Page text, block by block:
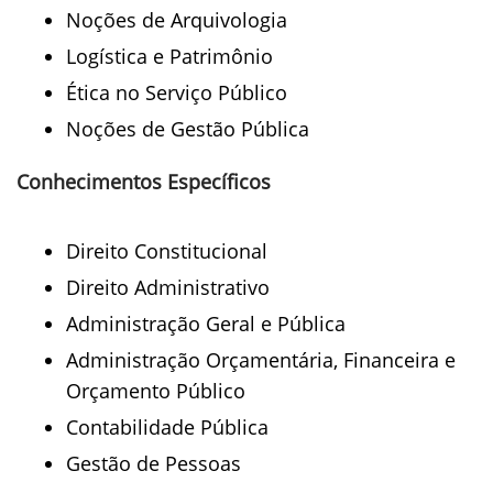
Noções de Arquivologia
Logística e Patrimônio
Ética no Serviço Público
Noções de Gestão Pública
Conhecimentos Específicos
Direito Constitucional
Direito Administrativo
Administração Geral e Pública
Administração Orçamentária, Financeira e
Orçamento Público
Contabilidade Pública
Gestão de Pessoas